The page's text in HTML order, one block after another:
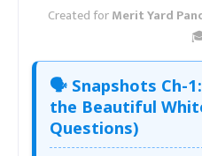
Created forMerit Yard
🗣️ Snapshots Ch-
the Beautiful
Questions)